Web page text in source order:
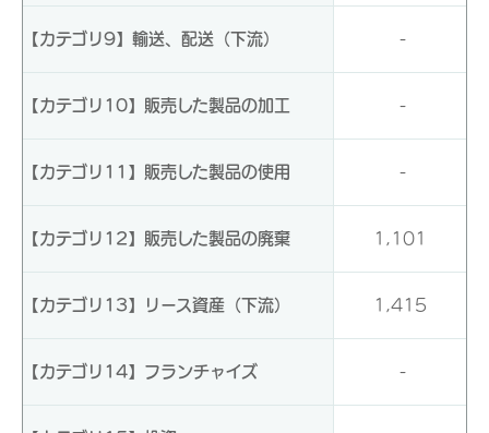
【カテゴリ9】輸送、配送（下流） -
【カテゴリ10】販売した製品の加工 -
【カテゴリ11】販売した製品の使用 -
【カテゴリ12】販売した製品の廃棄 1,101
【カテゴリ13】リース資産（下流） 1,415
【カテゴリ14】フランチャイズ -